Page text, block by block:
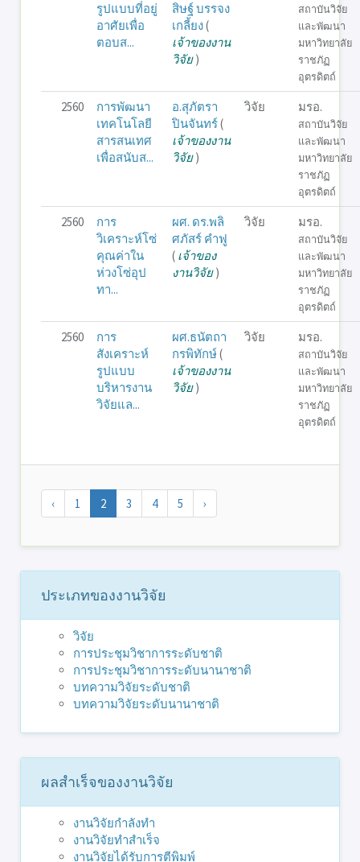
รูปแบบที่อยู่
อาศัยเพื่อ
ตอบส...
สิษฐ์ บรรจง
เกลี้ยง(
เจ้าของงาน
วิจัย)
สถาบันวิจัย
และพัฒนา
มหาวิทยาลัย
ราชภัฏ
อุตรดิตถ์
2560
การพัฒนา
เทคโนโลยี
สารสนเทศ
เพื่อสนับส...
อ.สุภัตรา
ปินจันทร์(
เจ้าของงาน
วิจัย)
วิจัย มรอ.
สถาบันวิจัย
และพัฒนา
มหาวิทยาลัย
ราชภัฏ
อุตรดิตถ์
2560
การ
วิเคราะห์โซ่
คุณค่าใน
ห่วงโซ่อุป
ทา...
ผศ. ดร.พลิ
ศภัสร์ คำฟู
( เจ้าของ
งานวิจัย)
วิจัย มรอ.
สถาบันวิจัย
และพัฒนา
มหาวิทยาลัย
ราชภัฏ
อุตรดิตถ์
2560
การ
สังเคราะห์
รูปแบบ
บริหารงาน
วิจัยแล...
ผศ.ธนัตถา
กรพิทักษ์(
เจ้าของงาน
วิจัย)
วิจัย มรอ.
สถาบันวิจัย
และพัฒนา
มหาวิทยาลัย
ราชภัฏ
อุตรดิตถ์
‹ 1 2 3 4 5 ›
ประเภทของงานวิจัย
วิจัย
การประชุมวิชาการระดับชาติ
การประชุมวิชาการระดับนานาชาติ
บทความวิจัยระดับชาติ
บทความวิจัยระดับนานาชาติ
ผลสำเร็จของงานวิจัย
งานวิจัยกำลังทำ
งานวิจัยทำสำเร็จ
งานวิจัยได้รับการตีพิมพ์